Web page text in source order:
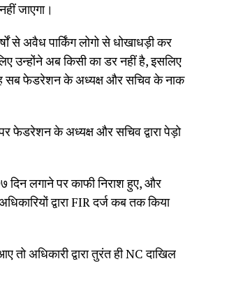
जाएगा।
से अवैध पार्किंग लोगो से धोखाधड़ी कर
उन्होंने अब किसी का डर नहीं है, इसलिए
सब फेडरेशन के अध्यक्ष और सचिव के नाक
फेडरेशन के अध्यक्ष और सचिव द्वारा पेड़ो
दिन लगाने पर काफी निराश हुए, और
द्वारा FIR दर्ज कब तक किया
तो अधिकारी द्वारा तुरंत ही NC दाखिल